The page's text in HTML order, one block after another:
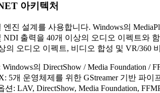
아키텍처
엔진 설계를 사용합니다. Windows의
NDI 출력을 40개 이상의 오디오 이펙트와
의 오디오 이펙트, 비디오 합성 및 VR/360
Windows의 DirectShow / Media Foundation /
5개 운영체제를 위한 GStreamer 기반 파이
션: LAV, DirectShow, Media Foundation,